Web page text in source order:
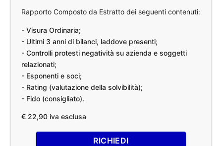
Rapporto Composto da Estratto dei seguenti contenuti:
- Visura Ordinaria;
- Ultimi 3 anni di bilanci, laddove presenti;
- Controlli protesti negatività su azienda e soggetti
relazionati;
- Esponenti e soci;
- Rating (valutazione della solvibilità);
- Fido (consigliato).
€ 22,90 iva esclusa
RICHIEDI